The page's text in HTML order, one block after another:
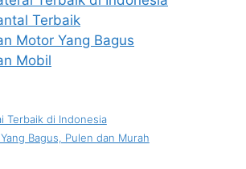
Terbaik
Motor Yang Bagus
Mobil
Terbaik di Indonesia
Bagus, Pulen dan Murah